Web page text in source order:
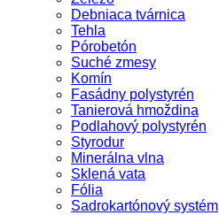
Debniaca tvárnica
Tehla
Pórobetón
Suché zmesy
Komín
Fasádny polystyrén
Tanierová hmoždina
Podlahový polystyrén
Styrodur
Minerálna vlna
Sklená vata
Fólia
Sadrokartónový systém